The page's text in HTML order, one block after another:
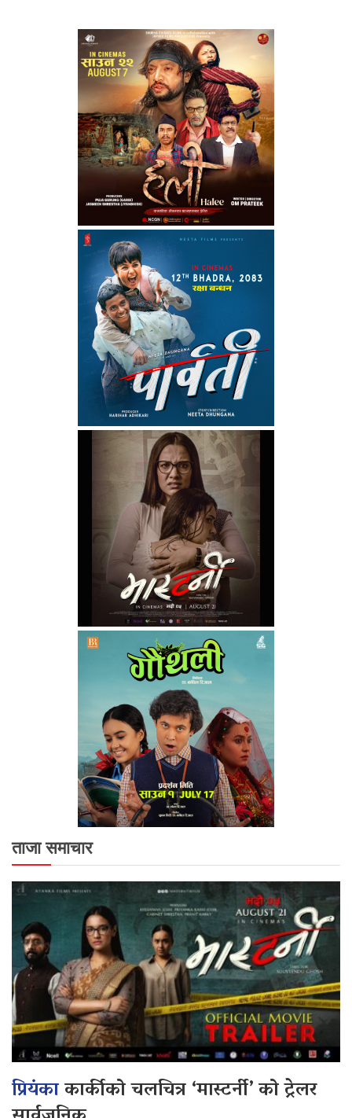
ताजा समाचार
प्रियंकाकार्कीको चलचित्र ‘मास्टर्नी’ को ट्रेलर